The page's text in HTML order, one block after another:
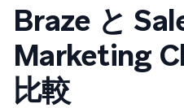
Braze と
Marketing
比較